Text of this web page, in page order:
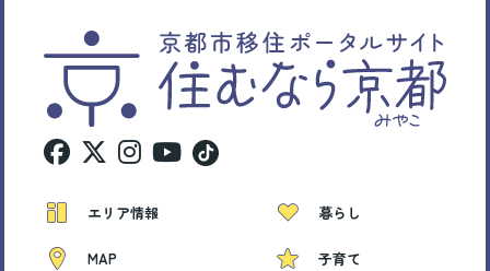
エリア情報
MAP
暮らし
子育て